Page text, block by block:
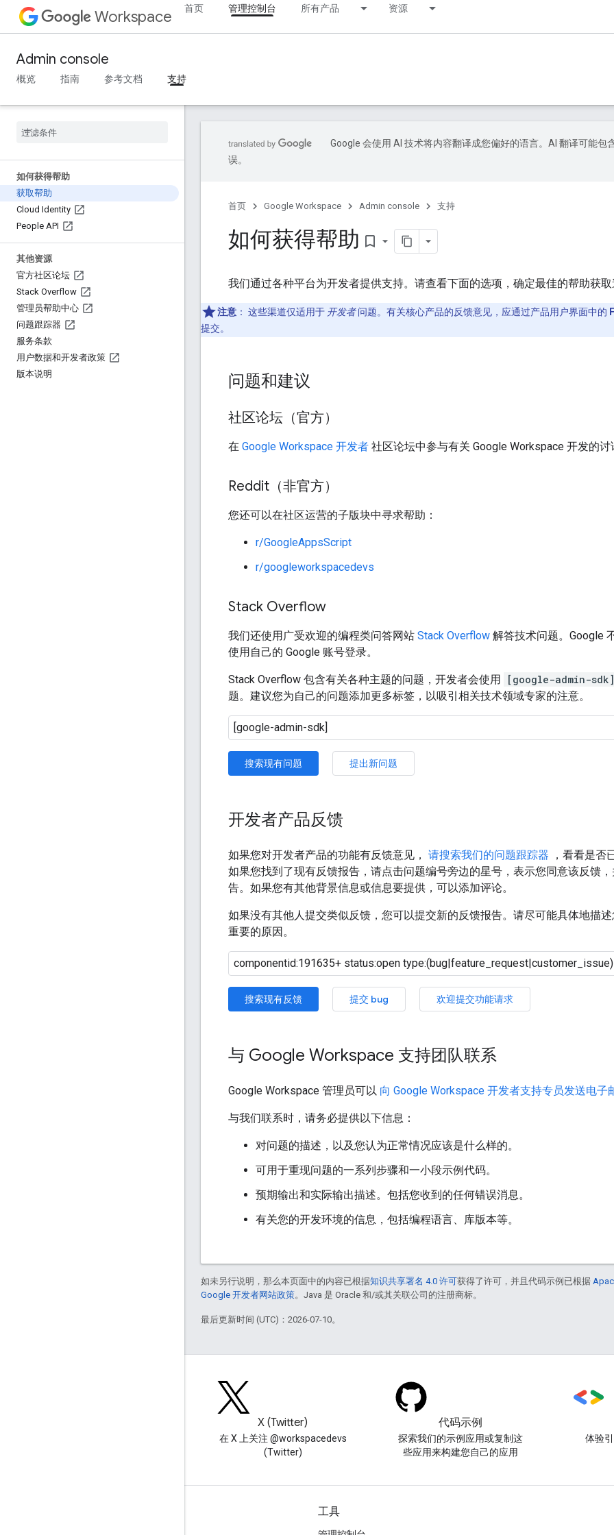
Workspace 首页 管理控制台 所有产品 资源
Admin console
概览 指南 参考文档 支持
如何获得帮助
获取帮助
Cloud Identity
People API
其他资源
官方社区论坛
Stack Overflow
管理员帮助中心
问题跟踪器
服务条款
用户数据和开发者政策
版本说明
Google 会使用 AI 技术将内容翻译成您偏好的语言。AI 翻译可能包
误。
首页 Google Workspace Admin console 支持
如何获得帮助 bookmark_border
我们通过各种平台为开发者提供支持。请查看下面的选项，确定最佳的帮助获
注意 ： 这些渠道仅适用于 开发者问题。有关核心产品的反馈意见，应通过产品用户界面中的
提交。
问题和建议
社区论坛（官方）
在 Google Workspace 开发者 社区论坛中参与有关 Google Workspace 开发的讨
Reddit（非官方）
您还可以在社区运营的子版块中寻求帮助：
r/GoogleAppsScript
r/googleworkspacedevs
Stack Overflow
我们还使用广受欢迎的编程类问答网站 Stack Overflow 解答技术问题。Google
使用自己的 Google 账号登录。
Stack Overflow 包含有关各种主题的问题，开发者会使用
[google-admin-sdk]
题。建议您为自己的问题添加更多标签，以吸引相关技术领域专家的注意。
搜索现有问题 提出新问题
开发者产品反馈
如果您对开发者产品的功能有反馈意见， 请搜索我们的问题跟踪器 ，看看是否
如果您找到了现有反馈报告，请点击问题编号旁边的星号，表示您同意该反馈
告。如果您有其他背景信息或信息要提供，可以添加评论。
如果没有其他人提交类似反馈，您可以提交新的反馈报告。请尽可能具体地描
重要的原因。
搜索现有反馈 提交 bug 欢迎提交功能请求
与 Google Workspace 支持团队联系
Google Workspace 管理员可以 向 Google Workspace 开发者支持专员发送电子
与我们联系时，请务必提供以下信息：
对问题的描述，以及您认为正常情况应该是什么样的。
可用于重现问题的一系列步骤和一小段示例代码。
预期输出和实际输出描述。包括您收到的任何错误消息。
有关您的开发环境的信息，包括编程语言、库版本等。
如未另行说明，那么本页面中的内容已根据知识共享署名 4.0 许可获得了许可，并且代码示例已根据
Google 开发者网站政策。Java 是 Oracle 和/或其关联公司的注册商标。
最后更新时间 (UTC)：2026-07-10。
X (Twitter)
在 X 上关注 @workspacedevs
(Twitter)
代码示例
探索我们的示例应用或复制这
些应用来构建您自己的应用
体验
工具